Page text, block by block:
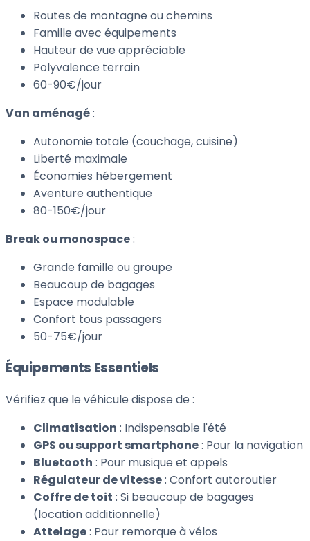
Routes de montagne ou chemins
Famille avec équipements
Hauteur de vue appréciable
Polyvalence terrain
60-90€/jour
Van aménagé:
Autonomie totale (couchage, cuisine)
Liberté maximale
Économies hébergement
Aventure authentique
80-150€/jour
Break ou monospace:
Grande famille ou groupe
Beaucoup de bagages
Espace modulable
Confort tous passagers
50-75€/jour
Équipements Essentiels
Vérifiez que le véhicule dispose de :
Climatisation : Indispensable l'été
GPS ou support smartphone: Pour la navigation
Bluetooth : Pour musique et appels
Régulateur de vitesse: Confort autoroutier
Coffre de toit : Si beaucoup de bagages
(location additionnelle)
Attelage: Pour remorque à vélos